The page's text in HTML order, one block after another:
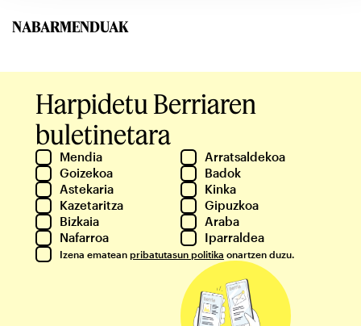
NABARMENDUAK
Harpidetu Berriaren
buletinetara
Mendia
Arratsaldekoa
Goizekoa
Badok
Astekaria
Kinka
Kazetaritza
Gipuzkoa
Bizkaia
Araba
Nafarroa
Iparraldea
Izena ematean pribatutasun politika onartzen duzu.